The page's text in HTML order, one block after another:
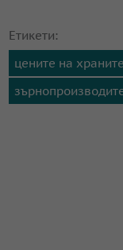
Етикети:
цените на